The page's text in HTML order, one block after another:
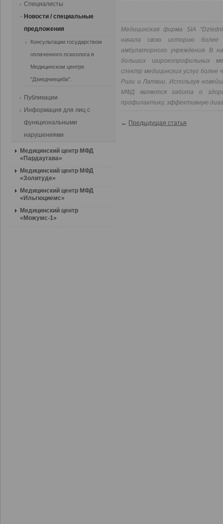
Специалисты
Новости / cпециальные
предложения
Консультации государством
оплаченного психолога в
Медицинском центре
"Дзиедниециба".
Публикации
Информация для лиц с
функциональными
нарушениями
Медицинский центр МФД
«Пардаугава»
Медицинский центр МФД
«Золитуде»
Медицинский центр МФД
«Ильгюциемс»
Медицинский центр
«Moжумс-1»
Медицинская фирма SIA
начала свою историю
амбулаторного учреждения. В
больших широкопрофильных
спектр медицинских услуг более
Риги и Латвии. Используя
МФД является забота о
профилактику, эффективную
← Предыдущая статья